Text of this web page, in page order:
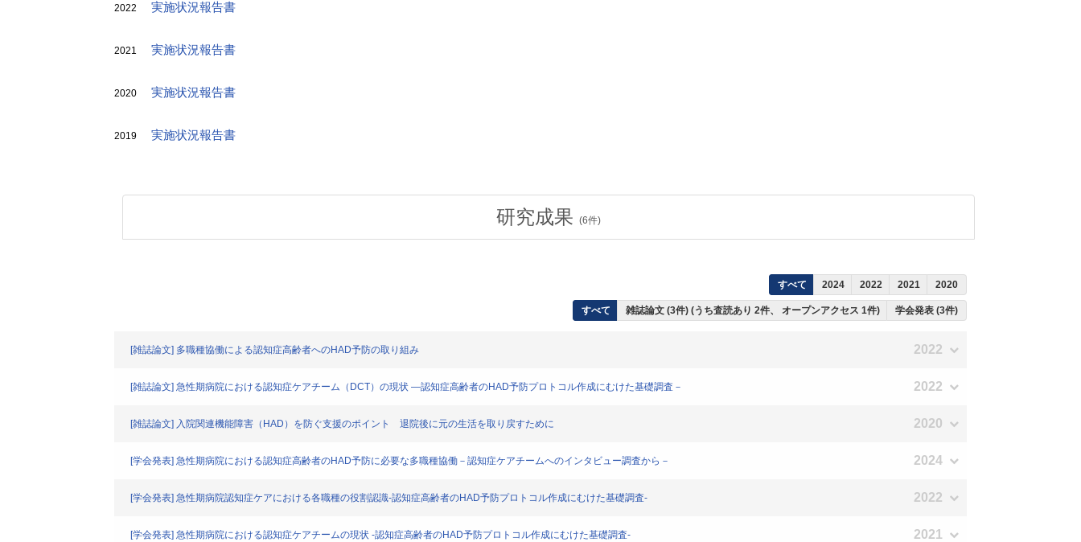
2022 実施状況報告書
2021 実施状況報告書
2020 実施状況報告書
2019 実施状況報告書
研究成果 (6件)
すべて 2024 2022 2021 2020
すべて 雑誌論文 (3件) (うち査読あり 2件、 オープンアクセス 1件) 学会発表 (3件)
[雑誌論文] 多職種協働による認知症高齢者へのHAD予防の取り組み 2022
[雑誌論文] 急性期病院における認知症ケアチーム（DCT）の現状 ―認知症高齢者のHAD予防プロトコル作成にむけた基礎調査－ 2022
[雑誌論文] 入院関連機能障害（HAD）を防ぐ支援のポイント 退院後に元の生活を取り戻すために 2020
[学会発表] 急性期病院における認知症高齢者のHAD予防に必要な多職種協働－認知症ケアチームへのインタビュー調査から－ 2024
[学会発表] 急性期病院認知症ケアにおける各職種の役割認識-認知症高齢者のHAD予防プロトコル作成にむけた基礎調査- 2022
[学会発表] 急性期病院における認知症ケアチームの現状 -認知症高齢者のHAD予防プロトコル作成にむけた基礎調査- 2021